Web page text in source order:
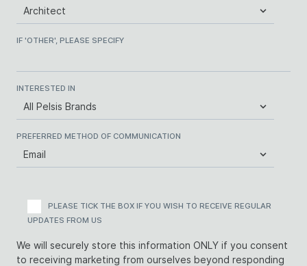
IF 'OTHER', PLEASE SPECIFY
INTERESTED IN
PREFERRED METHOD OF COMMUNICATION
PLEASE TICK THE BOX IF YOU WISH TO RECEIVE REGULAR
UPDATES FROM US
We will securely store this information ONLY if you consent
to receiving marketing from ourselves beyond responding